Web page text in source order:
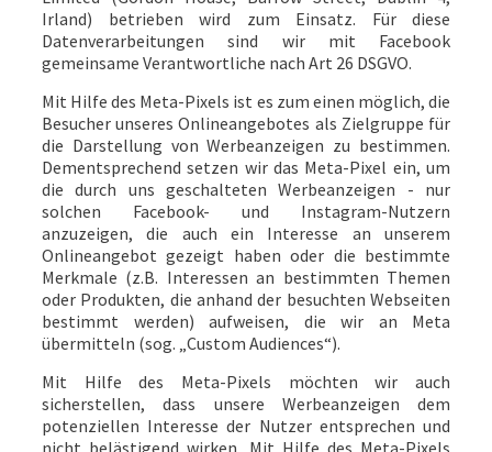
Irland) betrieben wird zum Einsatz. Für diese
Datenverarbeitungen sind wir mit Facebook
gemeinsame Verantwortliche nach Art 26 DSGVO.
Mit Hilfe des Meta-Pixels ist es zum einen möglich, die
Besucher unseres Onlineangebotes als Zielgruppe für
die Darstellung von Werbeanzeigen zu bestimmen.
Dementsprechend setzen wir das Meta-Pixel ein, um
die durch uns geschalteten Werbeanzeigen - nur
solchen Facebook- und Instagram-Nutzern
anzuzeigen, die auch ein Interesse an unserem
Onlineangebot gezeigt haben oder die bestimmte
Merkmale (z.B. Interessen an bestimmten Themen
oder Produkten, die anhand der besuchten Webseiten
bestimmt werden) aufweisen, die wir an Meta
übermitteln (sog. „Custom Audiences“).
Mit Hilfe des Meta-Pixels möchten wir auch
sicherstellen, dass unsere Werbeanzeigen dem
potenziellen Interesse der Nutzer entsprechen und
nicht belästigend wirken. Mit Hilfe des Meta-Pixels